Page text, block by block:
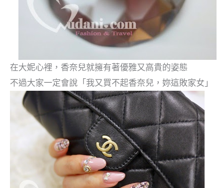
在大妮心裡，香奈兒就擁有著優雅又高貴的姿態
不過大家一定會說「我又買不起香奈兒，妳這敗家女」